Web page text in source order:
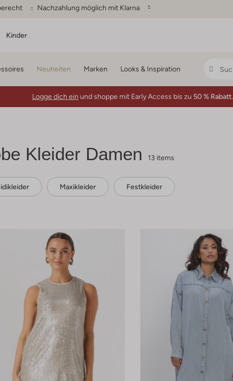
Nachzahlung möglich mit Klarna
Kinder
Neuheiten Marken Looks & Inspiration
Logge dich ein und shoppe mit Early Access bis zu 50 % Rabatt.
Kleider Damen 13 items
Maxikleider Festkleider